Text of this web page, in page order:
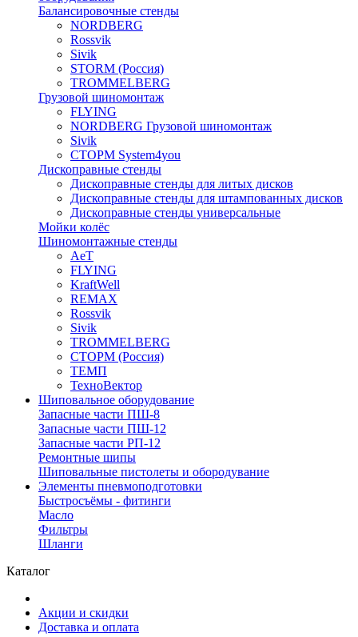
Балансировочные стенды
NORDBERG
Rossvik
Sivik
STORM (Россия)
TROMMELBERG
Грузовой шиномонтаж
FLYING
NORDBERG Грузовой шиномонтаж
Sivik
СТОРМ System4you
Дископравные стенды
Дископравные стенды для литых дисков
Дископравные стенды для штампованных дисков
Дископравные стенды универсальные
Мойки колёс
Шиномонтажные стенды
AeT
FLYING
KraftWell
REMAX
Rossvik
Sivik
TROMMELBERG
СТОРМ (Россия)
ТЕМП
ТехноВектор
Шиповальное оборудование
Запасные части ПШ-8
Запасные части ПШ-12
Запасные части РП-12
Ремонтные шипы
Шиповальные пистолеты и обородувание
Элементы пневмоподготовки
Быстросъёмы - фитинги
Масло
Фильтры
Шланги
Каталог
Акции и скидки
Доставка и оплата